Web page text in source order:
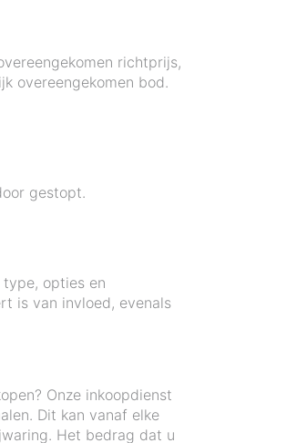
richtprijs,
overeengekomen bod.
gestopt.
opties en
is van invloed, evenals
Onze inkoopdienst
Dit kan vanaf elke
Het bedrag dat u